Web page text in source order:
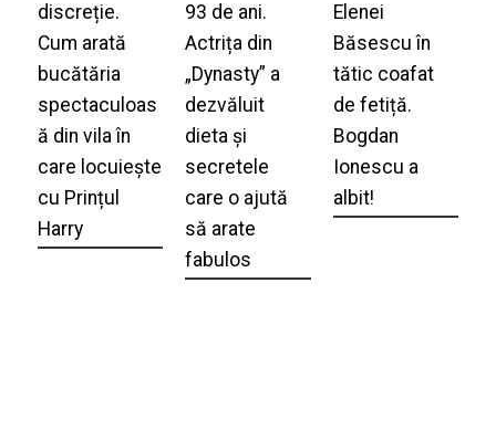
discreție.
Cum arată
bucătăria
spectaculoas
ă din vila în
care locuiește
cu Prințul
Harry
93 de ani.
Actrița din
„Dynasty” a
dezvăluit
dieta și
secretele
care o ajută
să arate
fabulos
Elenei
Băsescu în
tătic coafat
de fetiță.
Bogdan
Ionescu a
albit!